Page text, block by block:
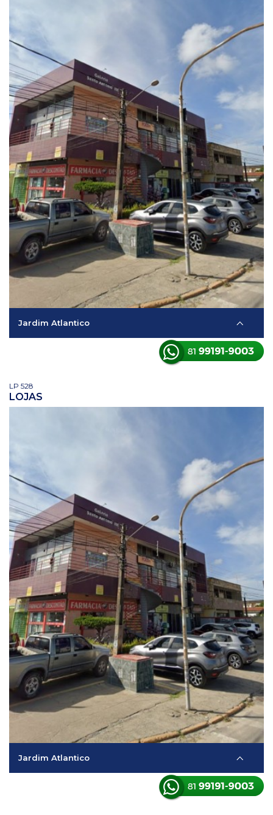
Jardim Atlantico
LP 528
LOJAS
Jardim Atlantico